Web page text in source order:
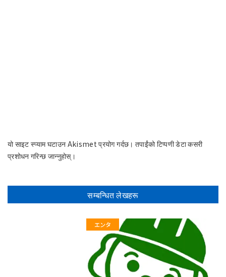
यो साइट स्प्याम घटाउन Akismet प्रयोग गर्दछ। तपाईंको टिप्पणी डेटा कसरी
प्रशोधन गरिन्छ जान्नुहोस्।
सम्बन्धित लेखहरू